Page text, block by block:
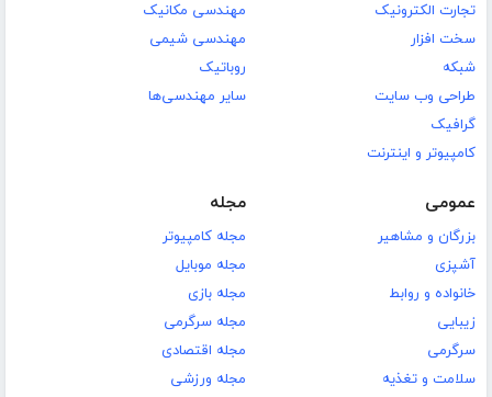
تجارت الکترونیک
سخت افزار
شبکه
طراحی وب سایت
گرافیک
کامپیوتر و اینترنت
مهندسی مکانیک
مهندسی شیمی
روباتیک
سایر مهندسی‌ها
عمومی
بزرگان و مشاهیر
آشپزی
خانواده و روابط
زیبایی
سرگرمی
سلامت و تغذیه
مجله
مجله کامپیوتر
مجله موبایل
مجله بازی
مجله سرگرمی
مجله اقتصادی
مجله ورزشی